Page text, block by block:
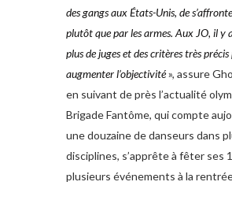
des gangs aux États-Unis, de
plutôt que par les armes. Aux JO, il y
plus de juges et descritères très précis
augmenterl’objectivité», assure
en suivant de près l’actualité
Brigade Fantôme, qui compte
une douzaine de danseurs dans
disciplines, s’apprête à fêter ses
plusieurs événements à la